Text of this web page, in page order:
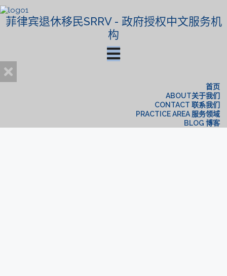
菲律宾退休移民SRRV - 政府授权中文服务机
构
首页
ABOUT关于我们
CONTACT 联系我们
PRACTICE AREA 服务领域
BLOG 博客